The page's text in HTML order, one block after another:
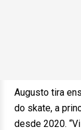
Augusto tira
do skate, a
desde 2020.